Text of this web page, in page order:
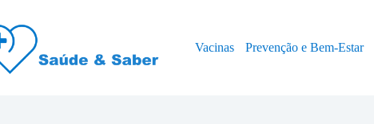
o
conteúdo
Vacinas Prevenção e Bem-Estar